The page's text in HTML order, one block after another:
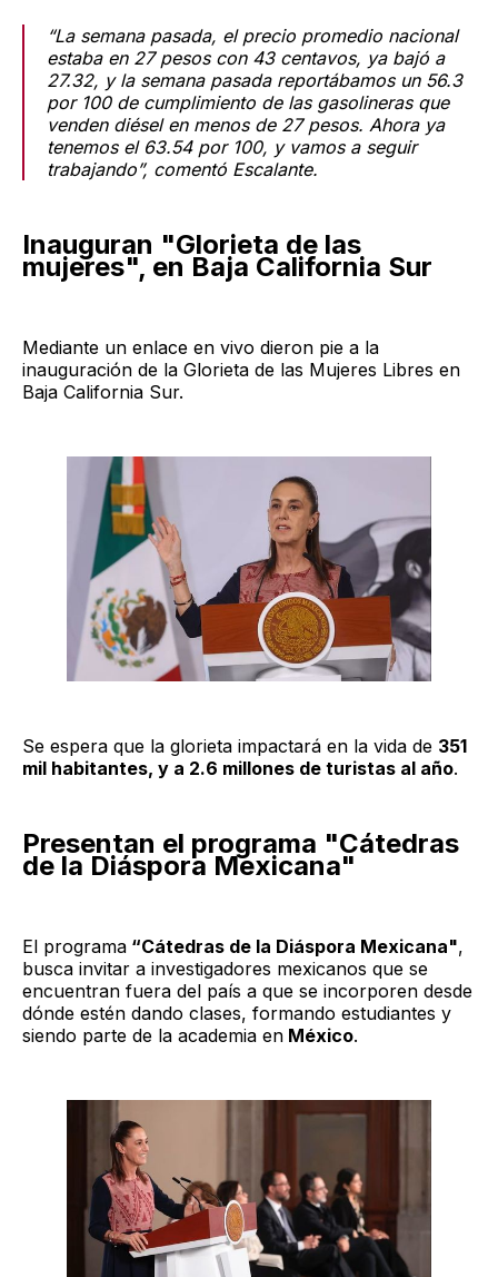
“La semana pasada, el precio promedio nacional
estaba en 27 pesos con 43 centavos, ya bajó a
27.32, y la semana pasada reportábamos un 56.3
por 100 de cumplimiento de las gasolineras que
venden diésel en menos de 27 pesos. Ahora ya
tenemos el 63.54 por 100, y vamos a seguir
trabajando”, comentó Escalante.
Inauguran "Glorieta de las
mujeres", en Baja California Sur
Mediante un enlace en vivo dieron pie a la
inauguración de la Glorieta de las Mujeres Libres en
Baja California Sur.
Se espera que la glorieta impactará en la vida de 351
mil habitantes, y a 2.6 millones de turistas al año.
Presentan el programa "Cátedras
de la Diáspora Mexicana"
El programa “Cátedras de la Diáspora Mexicana",
busca invitar a investigadores mexicanos que se
encuentran fuera del país a que se incorporen desde
dónde estén dando clases, formando estudiantes y
siendo parte de la academia en México.